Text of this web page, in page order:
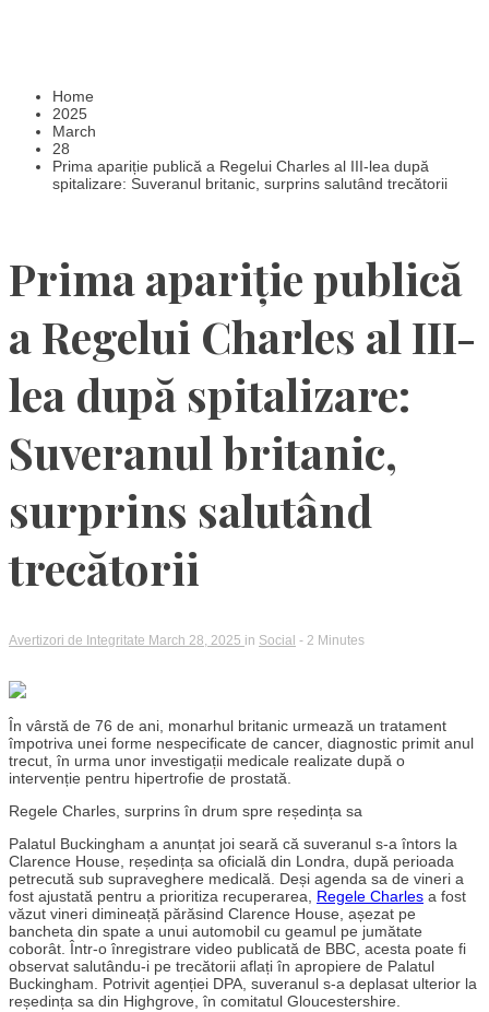
Home
2025
March
28
Prima apariție publică a Regelui Charles al III-lea după
spitalizare: Suveranul britanic, surprins salutând trecătorii
Prima apariție publică
a Regelui Charles al III-
lea după spitalizare:
Suveranul britanic,
surprins salutând
trecătorii
Avertizori de Integritate March 28, 2025 in Social - 2 Minutes
În vârstă de 76 de ani, monarhul britanic urmează un tratament
împotriva unei forme nespecificate de cancer, diagnostic primit anul
trecut, în urma unor investigații medicale realizate după o
intervenție pentru hipertrofie de prostată.
Regele Charles, surprins în drum spre reședința sa
Palatul Buckingham a anunțat joi seară că suveranul s-a întors la
Clarence House, reședința sa oficială din Londra, după perioada
petrecută sub supraveghere medicală. Deși agenda sa de vineri a
fost ajustată pentru a prioritiza recuperarea, Regele Charles a fost
văzut vineri dimineață părăsind Clarence House, așezat pe
bancheta din spate a unui automobil cu geamul pe jumătate
coborât. Într-o înregistrare video publicată de BBC, acesta poate fi
observat salutându-i pe trecătorii aflați în apropiere de Palatul
Buckingham. Potrivit agenției DPA, suveranul s-a deplasat ulterior la
reședința sa din Highgrove, în comitatul Gloucestershire.